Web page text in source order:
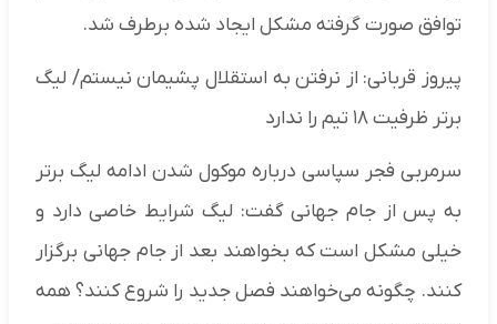
توافق صورت گرفته مشکل ایجاد شده برطرف شد.
پیروز قربانی: از نرفتن به استقلال پشیمان نیستم/ لیگ
برتر ظرفیت ۱۸ تیم را ندارد
سرمربی فجر سپاسی درباره موکول شدن ادامه لیگ برتر
به پس از جام جهانی گفت: لیگ شرایط خاصی دارد و
خیلی مشکل است که بخواهند بعد از جام جهانی برگزار
کنند. چگونه می‌خواهند فصل جدید را شروع کنند؟ همه